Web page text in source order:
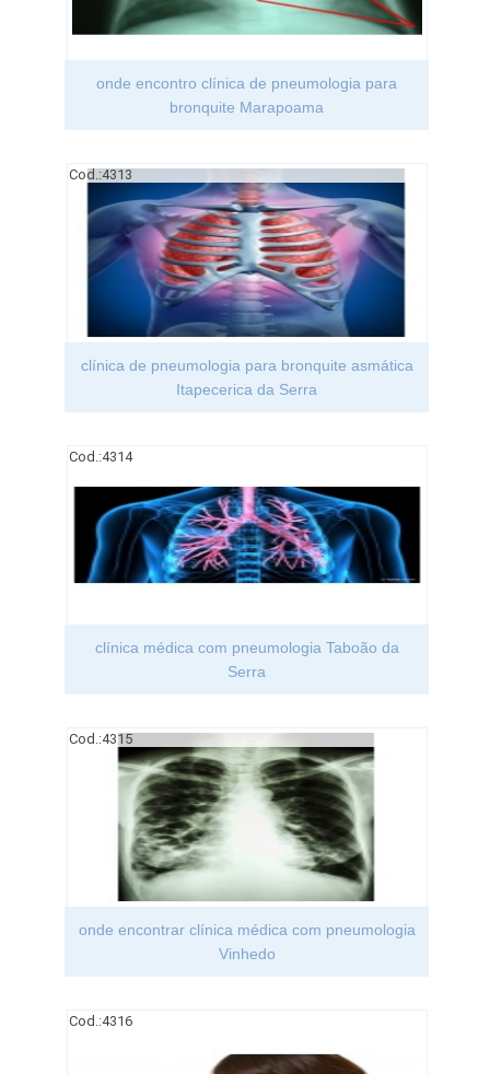
onde encontro clínica de pneumologia para
bronquite Marapoama
Cod.:4313
clínica de pneumologia para bronquite asmática
Itapecerica da Serra
Cod.:4314
clínica médica com pneumologia Taboão da
Serra
Cod.:4315
onde encontrar clínica médica com pneumologia
Vinhedo
Cod.:4316